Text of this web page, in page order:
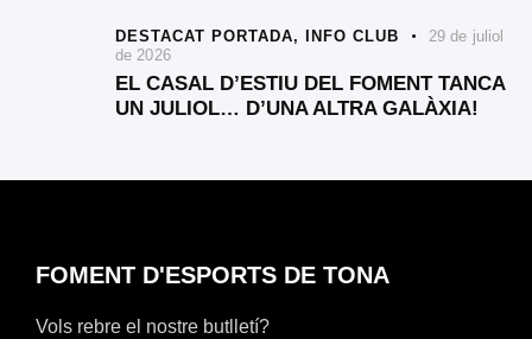
DESTACAT PORTADA, INFO CLUB
29 de juliol
de 2026
EL CASAL D’ESTIU DEL FOMENT TANCA
UN JULIOL… D’UNA ALTRA GALÀXIA!
FOMENT D'ESPORTS DE TONA
Vols rebre el nostre butlletí?